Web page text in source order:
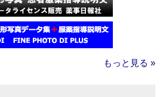
もっと見る »